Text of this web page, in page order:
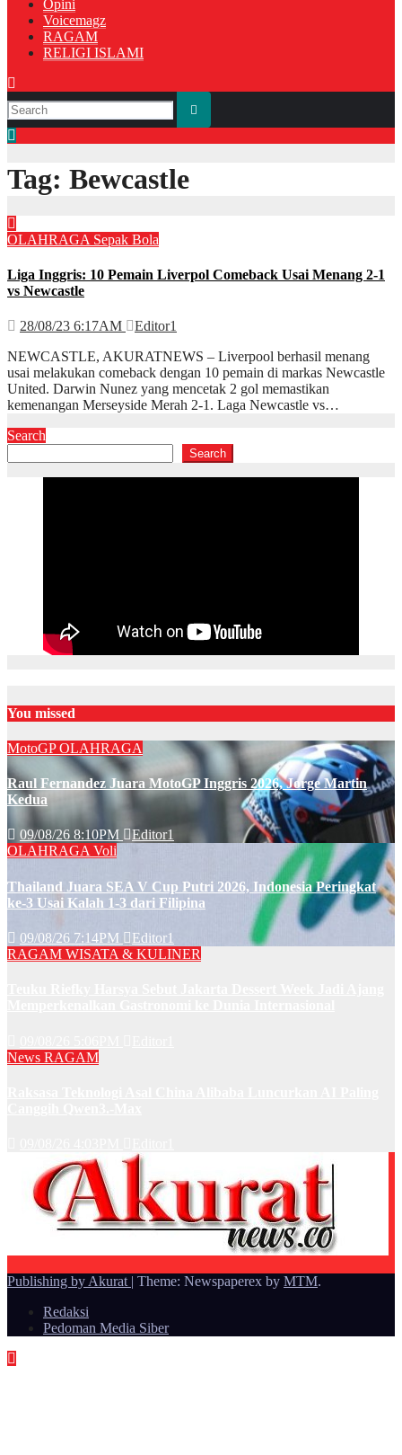
Opini
Voicemagz
RAGAM
RELIGI ISLAMI
Tag: Bewcastle
OLAHRAGA Sepak Bola
Liga Inggris: 10 Pemain Liverpol Comeback Usai Menang 2-1
vs Newcastle
28/08/23 6:17AM
Editor1
NEWCASTLE, AKURATNEWS – Liverpool berhasil menang
usai melakukan comeback dengan 10 pemain di markas Newcastle
United. Darwin Nunez yang mencetak 2 gol memastikan
kemenangan Merseyside Merah 2-1. Laga Newcastle vs…
Search
Search
You missed
MotoGPOLAHRAGA
Raul Fernandez Juara MotoGP Inggris 2026, Jorge Martin
Kedua
09/08/26 8:10PM
Editor1
OLAHRAGAVoli
Thailand Juara SEA V Cup Putri 2026, Indonesia Peringkat
ke-3 Usai Kalah 1-3 dari Filipina
09/08/26 7:14PM
Editor1
RAGAM WISATA & KULINER
News RAGAM
Publishing by Akurat | Theme: Newspaperex by MTM.
Redaksi
Pedoman Media Siber